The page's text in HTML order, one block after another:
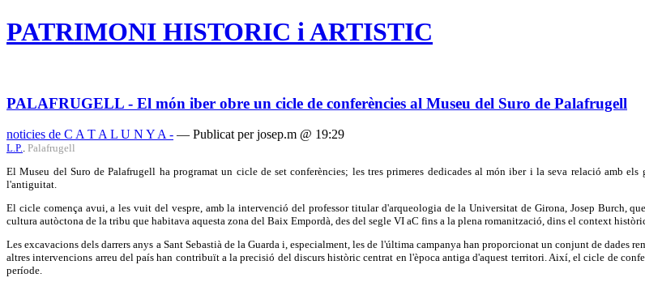
PATRIMONI HISTORIC i ARTISTIC
PALAFRUGELL - El món iber obre un cicle de conferències al Museu del Suro de Palafrugell
noticies de C A T A L U N Y A - — Publicat per josep.m @ 19:29
L.P.. Palafrugell
El Museu del Suro de Palafrugell ha programat un cicle de set conferències; les tres primeres dedicades al món iber i la seva relació amb
l'antiguitat.
El cicle comença avui, a les vuit del vespre, amb la intervenció del professor titular d'arqueologia de la Universitat de Girona, Josep Burch,
cultura autòctona de la tribu que habitava aquesta zona del Baix Empordà, des del segle VI aC fins a la plena romanització, dins el context
Les excavacions dels darrers anys a Sant Sebastià de la Guarda i, especialment, les de l'última campanya han proporcionat un conjunt de dades
altres intervencions arreu del país han contribuït a la precisió del discurs històric centrat en l'època antiga d'aquest territori. Així, el cicle de
període.